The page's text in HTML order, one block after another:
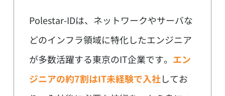
Polestar-IDは、ネットワークやサーバな
どのインフラ領域に特化したエンジニア
が多数活躍する東京のIT企業です。 エン
ジニアの約7割はIT未経験で入社してお